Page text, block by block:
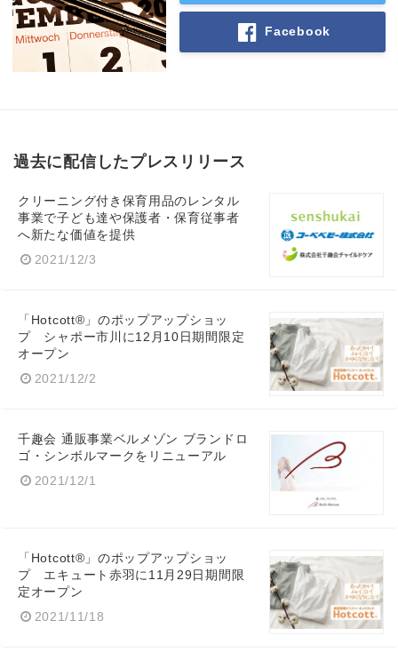
Facebook
過去に配信したプレスリリース
クリーニング付き保育用品のレンタル
事業で子ども達や保護者・保育従事者
へ新たな価値を提供
2021/12/3
「Hotcott®」のポップアップショッ
プ シャポー市川に12月10日期間限定
オープン
2021/12/2
千趣会 通販事業ベルメゾン ブランドロ
ゴ・シンボルマークをリニューアル
2021/12/1
「Hotcott®」のポップアップショッ
プ エキュート赤羽に11月29日期間限
定オープン
2021/11/18
Japanese